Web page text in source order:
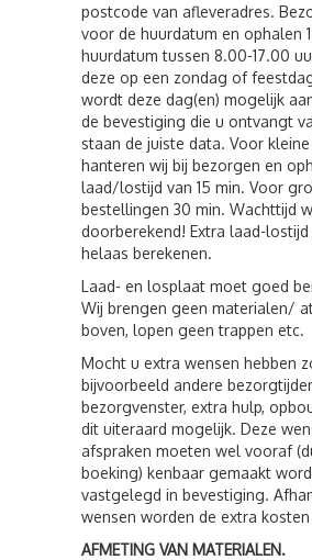
postcode van afleveradres.
voor de huurdatum en ophalen
huurdatum tussen 8.00-17.00
deze op een zondag of
wordt deze dag(en) mogelijk
de bevestiging die u ontvangt
staan de juiste data. Voor
hanteren wij bij bezorgen en
laad/lostijd van 15 min. Voor
bestellingen 30 min. Wachttijd
doorberekend! Extra laad-
helaas berekenen.
Laad- en losplaat moet goed
Wij brengen geen materialen/
boven, lopen geen trappen etc.
Mocht u extra wensen hebben
bijvoorbeeld andere
bezorgvenster, extra hulp,
dit uiteraard mogelijk. Deze
afspraken moeten wel vooraf
boeking) kenbaar gemaakt
vastgelegd in bevestiging.
wensen worden de extra
AFMETING VAN MATERIALEN.